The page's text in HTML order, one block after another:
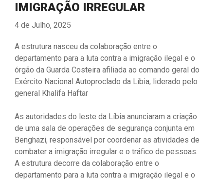
IMIGRAÇÃO IRREGULAR
4 de Julho, 2025
A estrutura nasceu da colaboração entre o
departamento para a luta contra a imigração ilegal e o
órgão da Guarda Costeira afiliada ao comando geral do
Exército Nacional Autoproclado da Líbia, liderado pelo
general Khalifa Haftar
As autoridades do leste da Líbia anunciaram a criação
de uma sala de operações de segurança conjunta em
Benghazi, responsável por coordenar as atividades de
combater a imigração irregular e o tráfico de pessoas.
A estrutura decorre da colaboração entre o
departamento para a luta contra a imigração ilegal e o